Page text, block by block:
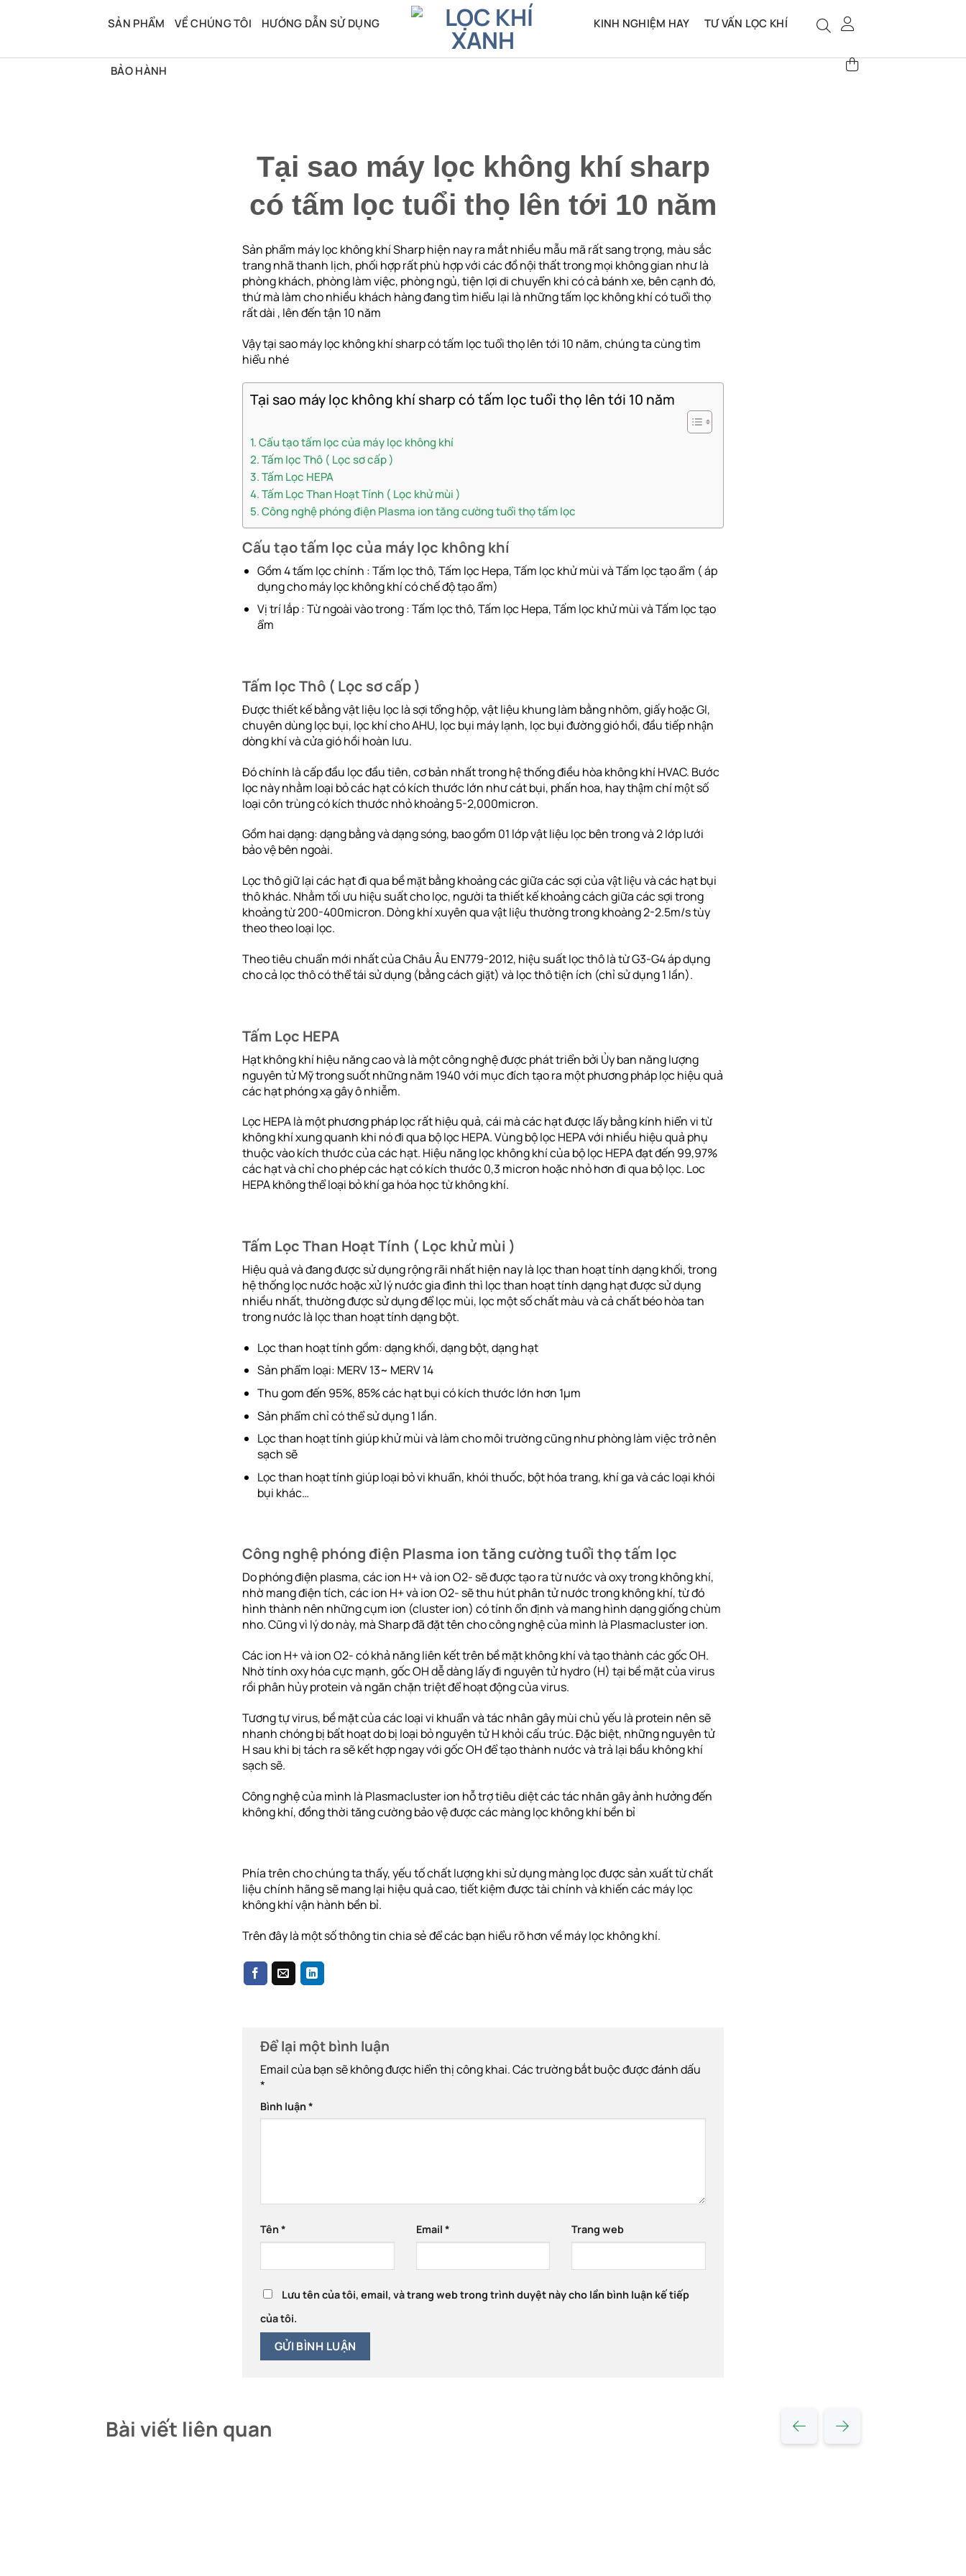
dung
SẢN PHẨM VỀ CHÚNG TÔI HƯỚNG DẪN SỬ DỤNG
BẢO HÀNH
KINH NGHIỆM HAY TƯ VẤN LỌC KHÍ
Tại sao máy lọc không khí sharp
có tấm lọc tuổi thọ lên tới 10 năm
Sản phẩm máy lọc không khí Sharp hiện nay ra mắt nhiều mẫu mã rất sang trọng, màu sắc
trang nhã thanh lịch, phối hợp rất phù hợp với các đồ nội thất trong mọi không gian như là
phòng khách, phòng làm việc, phòng ngủ, tiện lợi di chuyển khi có cả bánh xe, bên cạnh đó,
thứ mà làm cho nhiều khách hàng đang tìm hiểu lại là những tấm lọc không khí có tuổi thọ
rất dài , lên đến tận 10 năm
Vậy tại sao máy lọc không khí sharp có tấm lọc tuổi thọ lên tới 10 năm, chúng ta cùng tìm
hiểu nhé
Tại sao máy lọc không khí sharp có tấm lọc tuổi thọ lên tới 10 năm
Cấu tạo tấm lọc của máy lọc không khí
Tấm lọc Thô ( Lọc sơ cấp )
Tấm Lọc HEPA
Tấm Lọc Than Hoạt Tính ( Lọc khử mùi )
Công nghệ phóng điện Plasma ion tăng cường tuổi thọ tấm lọc
Cấu tạo tấm lọc của máy lọc không khí
Gồm 4 tấm lọc chính : Tấm lọc thô, Tấm lọc Hepa, Tấm lọc khử mùi và Tấm lọc tạo ẩm ( áp
dụng cho máy lọc không khí có chế độ tạo ẩm)
Vị trí lắp : Từ ngoài vào trong : Tấm lọc thô, Tấm lọc Hepa, Tấm lọc khử mùi và Tấm lọc tạo
ẩm
Tấm lọc Thô ( Lọc sơ cấp )
Được thiết kế bằng vật liệu lọc là sợi tổng hộp, vật liệu khung làm bằng nhôm, giấy hoặc GI,
chuyên dùng lọc bụi, lọc khí cho AHU, lọc bụi máy lạnh, lọc bụi đường gió hồi, đầu tiếp nhận
dòng khí và cửa gió hồi hoàn lưu.
Đó chính là cấp đầu lọc đầu tiên, cơ bản nhất trong hệ thống điều hòa không khí HVAC. Bước
lọc này nhằm loại bỏ các hạt có kích thước lớn như cát bụi, phấn hoa, hay thậm chí một số
loại côn trùng có kích thước nhỏ khoảng 5-2,000micron.
Gồm hai dạng: dạng bằng và dạng sóng, bao gồm 01 lớp vật liệu lọc bên trong và 2 lớp lưới
bảo vệ bên ngoài.
Lọc thô giữ lại các hạt đi qua bề mặt bằng khoảng các giữa các sợi của vật liệu và các hạt bụi
thô khác. Nhằm tối ưu hiệu suất cho lọc, người ta thiết kế khoảng cách giữa các sợi trong
khoảng từ 200-400micron. Dòng khí xuyên qua vật liệu thường trong khoàng 2-2.5m/s tùy
theo theo loại lọc.
Theo tiêu chuẩn mới nhất của Châu Âu EN779-2012, hiệu suất lọc thô là từ G3-G4 áp dụng
cho cả lọc thô có thể tái sử dụng (bằng cách giặt) và lọc thô tiện ích (chỉ sử dụng 1 lần).
Tấm Lọc HEPA
Hạt không khí hiệu năng cao và là một công nghệ được phát triển bởi Ủy ban năng lượng
nguyên tử Mỹ trong suốt những năm 1940 với mục đích tạo ra một phương pháp lọc hiệu quả
các hạt phóng xạ gây ô nhiễm.
Lọc HEPA là một phương pháp lọc rất hiệu quả, cái mà các hạt được lấy bằng kính hiển vi từ
không khí xung quanh khi nó đi qua bộ lọc HEPA. Vùng bộ lọc HEPA với nhiều hiệu quả phụ
thuộc vào kích thước của các hạt. Hiệu năng lọc không khí của bộ lọc HEPA đạt đến 99,97%
các hạt và chỉ cho phép các hạt có kích thước 0,3 micron hoặc nhỏ hơn đi qua bộ lọc. Loc
HEPA không thể loại bỏ khí ga hóa học từ không khí.
Tấm Lọc Than Hoạt Tính ( Lọc khử mùi )
Hiệu quả và đang được sử dụng rộng rãi nhất hiện nay là lọc than hoạt tính dạng khối, trong
hệ thống lọc nước hoặc xử lý nước gia đình thì lọc than hoạt tính dạng hạt được sử dụng
nhiều nhất, thường được sử dụng để lọc mùi, lọc một số chất màu và cả chất béo hòa tan
trong nước là lọc than hoạt tính dạng bột.
Lọc than hoạt tính gồm: dạng khối, dạng bột, dạng hạt
Sản phẩm loại: MERV 13~ MERV 14
Thu gom đến 95%, 85% các hạt bụi có kích thước lớn hơn 1µm
Sản phẩm chỉ có thể sử dụng 1 lần.
Lọc than hoạt tính giúp khử mùi và làm cho môi trường cũng như phòng làm việc trở nên
sạch sẽ
Lọc than hoạt tính giúp loại bỏ vi khuẩn, khói thuốc, bột hóa trang, khí ga và các loại khói
bụi khác…
Công nghệ phóng điện Plasma ion tăng cường tuổi thọ tấm lọc
Do phóng điện plasma, các ion H+ và ion O2- sẽ được tạo ra từ nước và oxy trong không khí,
nhờ mang điện tích, các ion H+ và ion O2- sẽ thu hút phân tử nước trong không khí, từ đó
hình thành nên những cụm ion (cluster ion) có tính ổn định và mang hình dạng giống chùm
nho. Cũng vì lý do này, mà Sharp đã đặt tên cho công nghệ của mình là Plasmacluster ion.
Các ion H+ và ion O2- có khả năng liên kết trên bề mặt không khí và tạo thành các gốc OH.
Nhờ tính oxy hóa cực mạnh, gốc OH dễ dàng lấy đi nguyên tử hydro (H) tại bề mặt của virus
rồi phân hủy protein và ngăn chặn triệt để hoạt động của virus.
Tương tự virus, bề mặt của các loại vi khuẩn và tác nhân gây mùi chủ yếu là protein nên sẽ
nhanh chóng bị bất hoạt do bị loại bỏ nguyên tử H khỏi cấu trúc. Đặc biệt, những nguyên tử
H sau khi bị tách ra sẽ kết hợp ngay với gốc OH để tạo thành nước và trả lại bầu không khí
sạch sẽ.
Công nghệ của mình là Plasmacluster ion hỗ trợ tiêu diệt các tác nhân gây ảnh hưởng đến
không khí, đồng thời tăng cường bảo vệ được các màng lọc không khí bền bỉ
Phía trên cho chúng ta thấy, yếu tố chất lượng khi sử dụng màng lọc được sản xuất từ chất
liệu chính hãng sẽ mang lại hiệu quả cao, tiết kiệm được tài chính và khiến các máy lọc
không khí vận hành bền bỉ.
Trên đây là một số thông tin chia sẻ để các bạn hiểu rõ hơn về máy lọc không khí.
Để lại một bình luận
Email của bạn sẽ không được hiển thị công khai.Các trường bắt buộc được đánh dấu
*
Bình luận*
Tên* Email * Trang web
Lưu tên của tôi, email, và trang web trong trình duyệt này cho lần bình luận kế tiếp
của tôi.
Bài viết liên quan